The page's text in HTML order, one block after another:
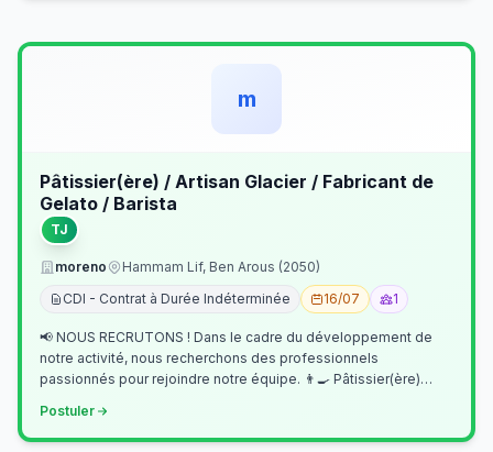
m
Pâtissier(ère) / Artisan Glacier / Fabricant de
Gelato / Barista
TJ
moreno
Hammam Lif, Ben Arous (2050)
CDI - Contrat à Durée Indéterminée
16/07 1
📢 NOUS RECRUTONS ! Dans le cadre du développement de
notre activité, nous recherchons des professionnels
passionnés pour rejoindre notre équipe. 👨‍🍳 Pâtissier(ère)
Postuler